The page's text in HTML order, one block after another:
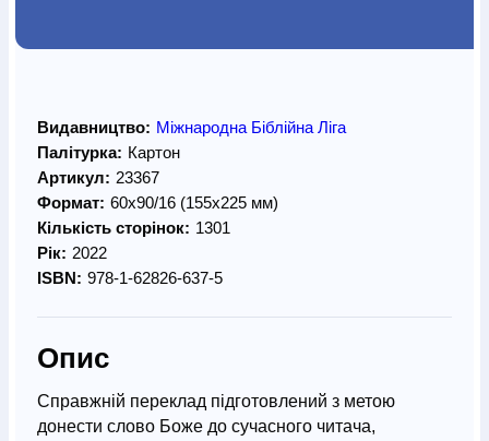
Видавництво: Міжнародна Біблійна Ліга
Палітурка: Картон
Артикул: 23367
Формат: 60х90/16 (155х225 мм)
Кількість сторінок: 1301
Рік: 2022
ISBN: 978-1-62826-637-5
Опис
Справжній переклад підготовлений з метою
донести слово Боже до сучасного читача,